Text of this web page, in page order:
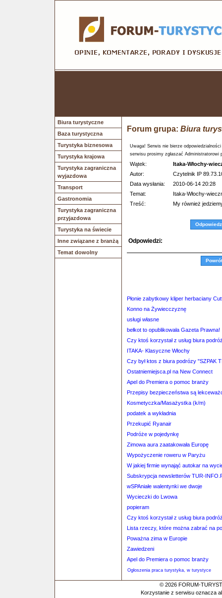
Biura turystyczne
Baza turystyczna
Turystyka biznesowa
Turystyka krajowa
Turystyka zagraniczna
wyjazdowa
Transport
Gastronomia
Turystyka zagraniczna
przyjazdowa
Turystyka na świecie
Inne związane z branżą
Temat dowolny
Forum grupa: Biura
Uwaga! Serwis nie bierze
serwisu prosimy zgłaszać Administratorowi
Wątek:
Itaka-Włochy-
Autor:
Czytelnik IP
Data wysłania:
2010-06-14 20:28
Temat:
Itaka-Włochy-
Treść:
My również
Odpowiedz
Odpowiedzi:
Płonie zabytkowy kliper herbaciany
Konno na Żywiecczyznę
usługi własne
bełkot to opublikowała Gazeta Prawna!
Czy ktoś korzystał z usług biura
ITAKA- Klasyczne Włochy
Czy był ktos z biura podrózy "SZPAK
Ostatniemiejsca.pl na New Connect
Apel do Premiera o pomoc branży
Przepisy bezpieczeństwa są
Kosmetyczka/Masażystka (k/m)
podatek a wykładnia
Przekupić Ryanair
Podróże w pojedynkę
Zimowa aura zaatakowała Europę
Wypożyczenie roweru w Paryżu
W jakiej firmie wynająć autokar na
Subskrypcja newsletterów TUR-
wSPAniałe walentynki we dwoje
Wycieczki do Lwowa
popieram
Czy ktoś korzystał z usług biura
Lista rzeczy, które można zabrać na
Poważna zima w Europie
Zawiedzeni
Apel do Premiera o pomoc branży
Ogłoszenia praca turystyka, w turystyce
© 2026 FORUM-
Korzystanie z serwisu oznacza